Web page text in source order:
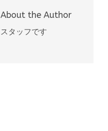
About the Author
スタッフです